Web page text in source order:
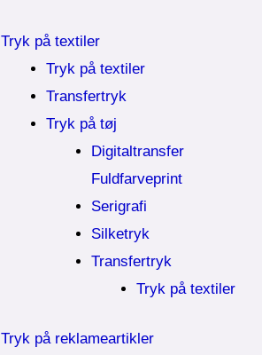
Tryk på textiler
Tryk på textiler
Transfertryk
Tryk på tøj
Digitaltransfer
Fuldfarveprint
Serigrafi
Silketryk
Transfertryk
Tryk på textiler
Tryk på reklameartikler